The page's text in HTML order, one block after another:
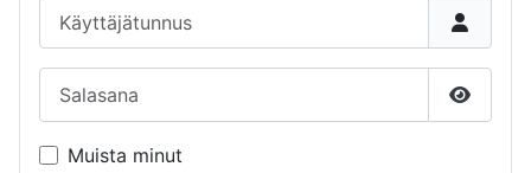
Näytä
Muista minut